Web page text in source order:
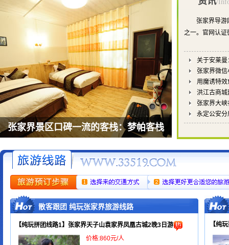
张家界景区口碑一流的客栈：梦帕客栈
/
张家界导
之一。官网认
关于安莱
张家界微
用魔诱特
洪江古商
张家界大
永定公安
散客跟团 纯玩张家界旅游线路
【纯玩拼团线路1】张家界天子山袁家界凤凰古城2晚3日游
价格:860元/人
【纯